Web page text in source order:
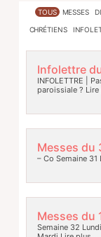
TOUS MESSES
CHRÉTIENS
Infolettre
INFOLETTRE |
paroissiale ?
Messes du
– Co Semaine
Messes du
Semaine 32